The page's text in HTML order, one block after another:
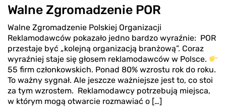
Walne Zgromadzenie POR
Walne Zgromadzenie Polskiej Organizacji
Reklamodawców pokazało jedno bardzo wyraźnie: POR
przestaje być „kolejną organizacją branżową”. Coraz
wyraźniej staje się głosem reklamodawców w Polsce.
55 firm członkowskich. Ponad 80% wzrostu rok do roku.
To ważny sygnał. Ale jeszcze ważniejsze jest to, co stoi
za tym wzrostem. Reklamodawcy potrzebują miejsca,
w którym mogą otwarcie rozmawiać o […]